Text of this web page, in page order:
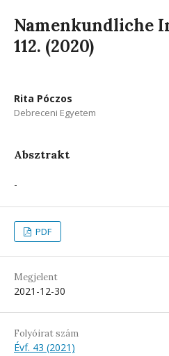
Namenkundliche
112. (2020)
Rita Póczos
Debreceni Egyetem
Absztrakt
-
PDF
Megjelent
2021-12-30
Folyóirat szám
Évf. 43 (2021)